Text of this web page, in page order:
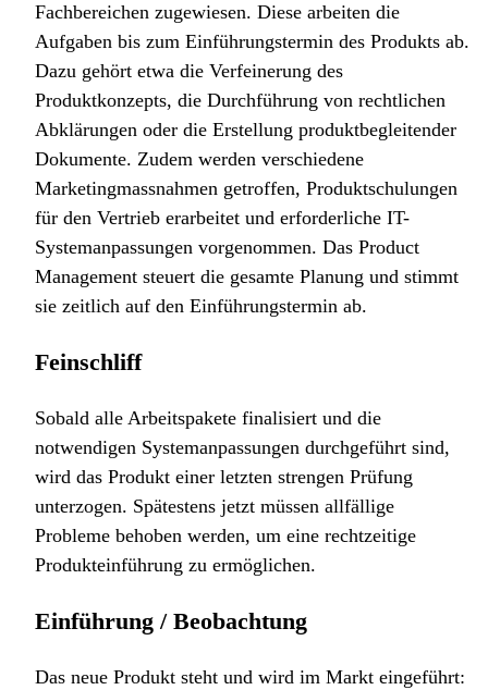
Fachbereichen zugewiesen. Diese arbeiten die
Aufgaben bis zum Einführungstermin des Produkts ab.
Dazu gehört etwa die Verfeinerung des
Produktkonzepts, die Durchführung von rechtlichen
Abklärungen oder die Erstellung produktbegleitender
Dokumente. Zudem werden verschiedene
Marketingmassnahmen getroffen, Produktschulungen
für den Vertrieb erarbeitet und erforderliche IT-
Systemanpassungen vorgenommen. Das Product
Management steuert die gesamte Planung und stimmt
sie zeitlich auf den Einführungstermin ab.
Feinschliff
Sobald alle Arbeitspakete finalisiert und die
notwendigen Systemanpassungen durchgeführt sind,
wird das Produkt einer letzten strengen Prüfung
unterzogen. Spätestens jetzt müssen allfällige
Probleme behoben werden, um eine rechtzeitige
Produkteinführung zu ermöglichen.
Einführung / Beobachtung
Das neue Produkt steht und wird im Markt eingeführt: